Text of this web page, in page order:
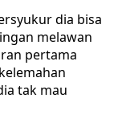
dia bisa
melawan
pertama
tak mau